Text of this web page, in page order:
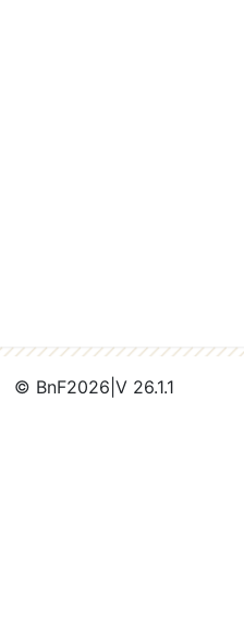
© BnF2026 V 26.1.1